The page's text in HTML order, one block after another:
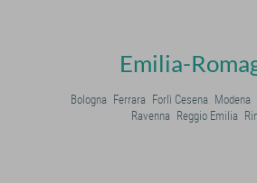
Emilia-
Bologna Ferrara Forlì Cesena Modena
Ravenna Reggio Emilia